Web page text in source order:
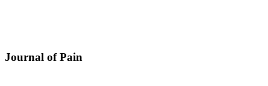
Journal of Pain